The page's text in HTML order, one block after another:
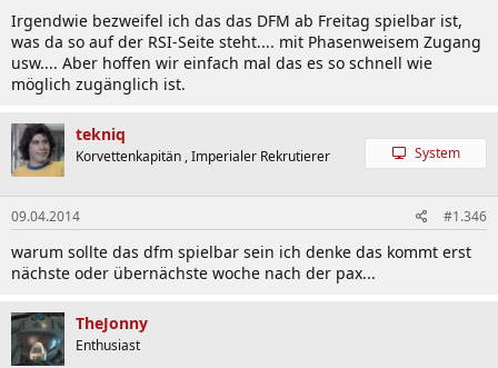
Irgendwie bezweifel ich das das DFM ab Freitag spielbar ist,
was da so auf der RSI-Seite steht.... mit Phasenweisem Zugang
usw.... Aber hoffen wir einfach mal das es so schnell wie
möglich zugänglich ist.
tekniq
Korvettenkapitän , Imperialer Rekrutierer System
09.04.2014 #1.346
warum sollte das dfm spielbar sein ich denke das kommt erst
nächste oder übernächste woche nach der pax...
TheJonny
Enthusiast